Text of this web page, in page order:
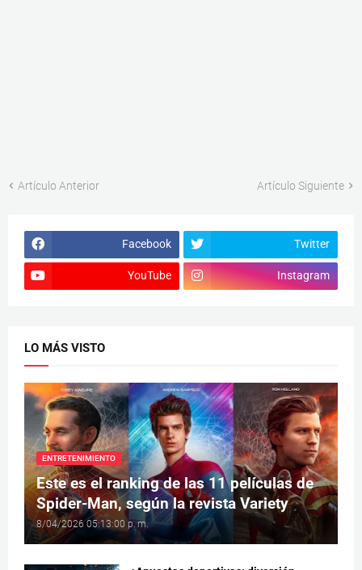
Artículo Anterior Artículo Siguiente
Facebook Twitter
YouTube Instagram
LO MÁS VISTO
ENTRETENIMIENTO
Este es el ranking de las 11 películas de
Spider-Man, según la revista Variety
8/04/2026 05:13:00 p. m.